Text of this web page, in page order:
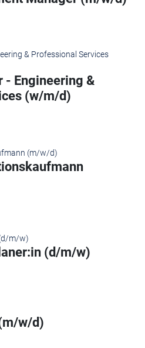
- Engineering &
(w/m/d)
(d/m/w)
w/d)